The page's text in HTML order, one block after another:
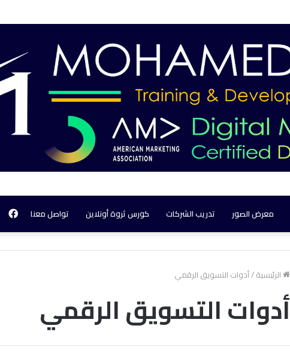
معرض الصور تدريب الشركات كورس ثروة أونلاين تواصل معنا
الرئيسية/أدوات التسويق الرقمي
أدوات التسويق الرقمي